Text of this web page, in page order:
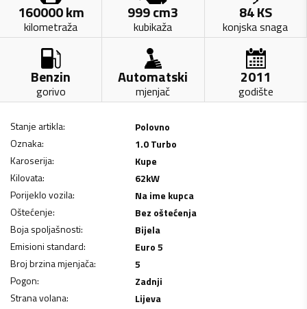
160000km
kilometraža
999cm3
kubikaža
84KS
konjska snaga
Benzin
gorivo
Automatski
mjenjač
2011
godište
Stanje artikla:
Polovno
Oznaka:
1.0 Turbo
Karoserija:
Kupe
Kilovata: 62kW
Porijeklo vozila:
Na ime kupca
Oštećenje:
Bez oštećenja
Boja spoljašnosti:
Bijela
Emisioni standard:
Euro 5
Broj brzina mjenjača:
5
Pogon:
Zadnji
Strana volana: Lijeva